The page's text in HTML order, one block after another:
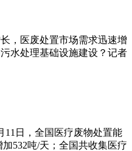
，医废处置市场需求迅速增
水处理基础设施建设？记者
11日，全国医疗废物处置能
532吨/天；全国共收集医疗